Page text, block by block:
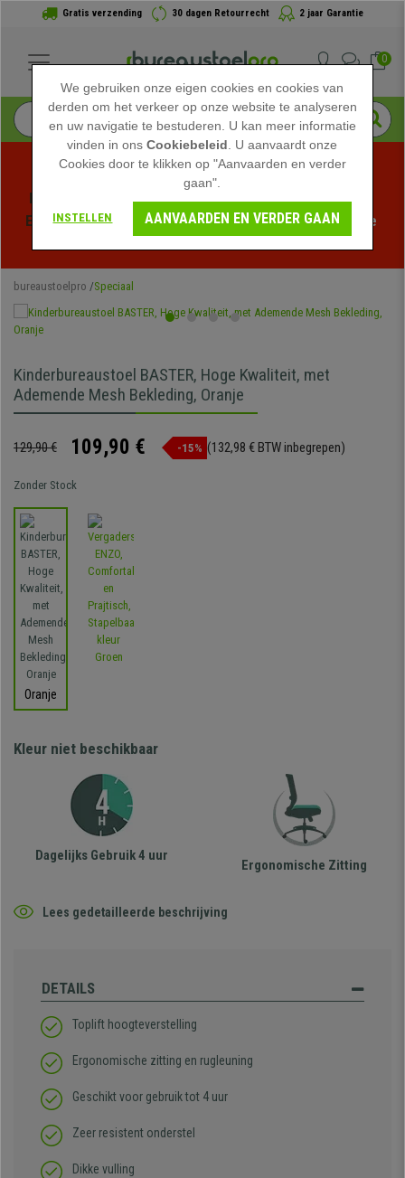
Gratis verzending 30 dagen Retourrecht 2 jaar Garantie
0
Profiteer van de Zomeruitverkoop bij bureaustoelpro!
Exclusieve kortingen voor een beperkte tijd - Bekijk de
bureaustoelpro Speciaal
Kinderbureaustoel BASTER, Hoge Kwaliteit, met
Ademende Mesh Bekleding, Oranje
129,90 € 109,90 € -15% (132,98 € BTW inbegrepen)
Zonder Stock
Oranje
Kleur niet beschikbaar
Dagelijks Gebruik 4 uur
Ergonomische Zitting
Lees gedetailleerde beschrijving
DETAILS
Toplift hoogteverstelling
Ergonomische zitting en rugleuning
Geschikt voor gebruik tot 4 uur
Zeer resistent onderstel
Dikke vulling
We gebruiken onze eigen cookies en cookies van
derden om het verkeer op onze website te analyseren
en uw navigatie te bestuderen. U kan meer informatie
vinden in onsCookiebeleid . U aanvaardt onze
Cookies door te klikken op "Aanvaarden en verder
gaan".
INSTELLEN AANVAARDEN EN VERDER GAAN